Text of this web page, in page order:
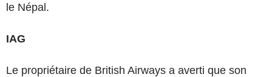
le Népal.
IAG
Le propriétaire de British Airways a averti que son